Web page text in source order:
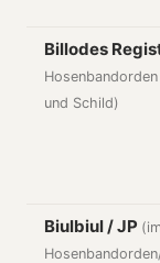
Billodes
und Schild)
Biulbiul / JP (im